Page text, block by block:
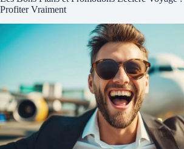
Profiter Vraiment